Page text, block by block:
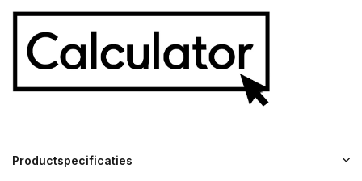
Productspecificaties